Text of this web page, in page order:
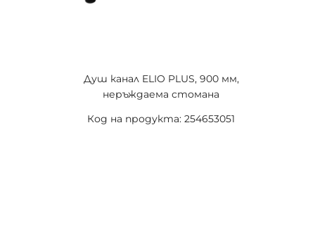
Душ канал ELIO PLUS, 900 мм,
неръждаема стомана
Код на продукта: 254653051